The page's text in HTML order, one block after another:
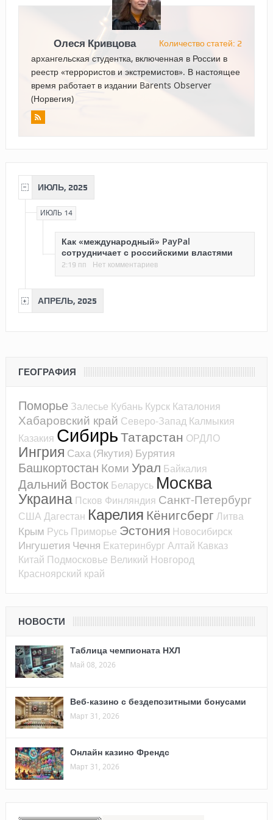
Олеся Кривцова Количество статей: 2
архангельская студентка, включенная в России в
реестр «террористов и экстремистов». В настоящее
время работает в издании Barents Observer
(Норвегия)
ИЮЛЬ, 2025
ИЮЛЬ 14
Как «международный» PayPal
сотрудничает с российскими властями
2:19 пп Нет комментариев
АПРЕЛЬ, 2025
ГЕОГРАФИЯ
Поморье Залесье Кубань Курск Каталония
Хабаровский край Северо-Запад Калмыкия
Казакия СибирьТатарстан ОРДЛО
Ингрия Саха (Якутия) Бурятия
Башкортостан Коми Урал Байкалия
Дальний Восток Беларусь Москва
Украина Псков Финляндия Санкт-Петербург
США Дагестан Карелия Кёнигсберг Литва
Крым Русь Приморье Эстония Новосибирск
Ингушетия Чечня Екатеринбург Алтай Кавказ
Китай Подмосковье Великий Новгород
Красноярский край
НОВОСТИ
Таблица чемпионата НХЛ
Май 08, 2026
Веб-казино с бездепозитными бонусами
Март 31, 2026
Онлайн казино Френдс
Март 31, 2026